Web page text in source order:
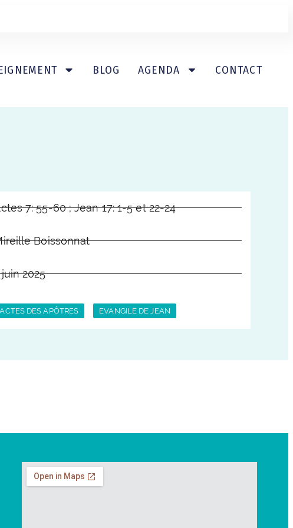
BLOG AGENDA CONTACT
7: 55-60 ; Jean 17: 1-5 et 22-24
Boissonnat
juin 2025
ACTES DES APÔTRES EVANGILE DE JEAN